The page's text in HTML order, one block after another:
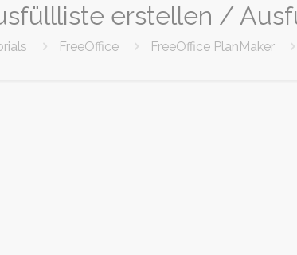
erstellen /
FreeOffice FreeOffice PlanMaker